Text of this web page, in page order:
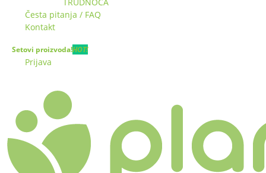
Česta pitanja / FAQ
Kontakt
Setovi proizvoda!HOT!
Prijava